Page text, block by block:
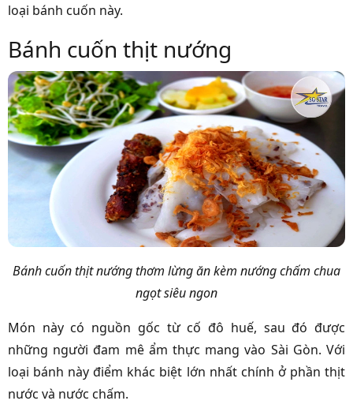
loại bánh cuốn này.
Bánh cuốn thịt nướng
Bánh cuốn thịt nướng thơm lừng ăn kèm nướng chấm chua
ngọt siêu ngon
Món này có nguồn gốc từ cố đô huế, sau đó được
những người đam mê ẩm thực mang vào Sài Gòn. Với
loại bánh này điểm khác biệt lớn nhất chính ở phần thịt
nước và nước chấm.